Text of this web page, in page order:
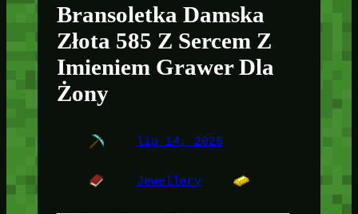
Bransoletka Damska
Złota 585 Z Sercem Z
Imieniem Grawer Dla
Żony
lip 14, 2025
Jewellery